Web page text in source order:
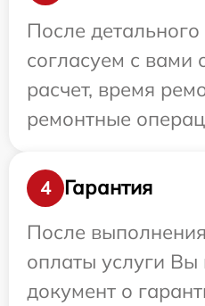
После
согласуем с вами
расчет, время
ремонтные
4
Гарантия
После
оплаты услуги Вы
документ о